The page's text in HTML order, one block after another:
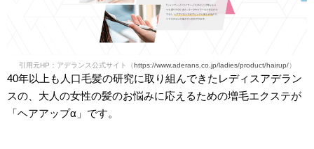
引用元HP：アデランス公式サイト（https://www.aderans.co.jp/ladies/product/hairup/）
40年以上も人口毛髪の研究に取り組んできたレディスアデラン
スの、大人の女性の髪のお悩みに応えるための増毛エクステが
「ヘアアップα」です。